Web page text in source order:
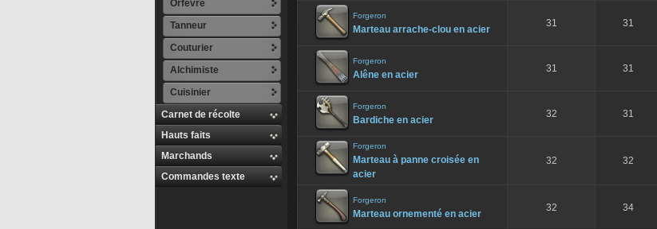
Orfèvre
Tanneur
Couturier
Alchimiste
Cuisinier
Carnet de récolte
Hauts faits
Marchands
Commandes texte
Forgeron
Marteau arrache-clou en acier
31 31
Forgeron
Alêne en acier
31 31
Forgeron
Bardiche en acier
32 31
Forgeron
Marteau à panne croisée en
acier
32 32
Forgeron
Marteau ornementé en acier
32 34